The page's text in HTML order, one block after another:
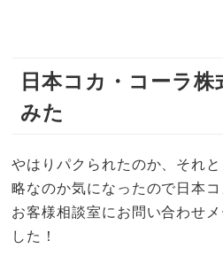
日本コカ・コーラ株
みた
やはりパクられたのか、それ
略なのか気になったので日本
お客様相談室にお問い合わせ
した！